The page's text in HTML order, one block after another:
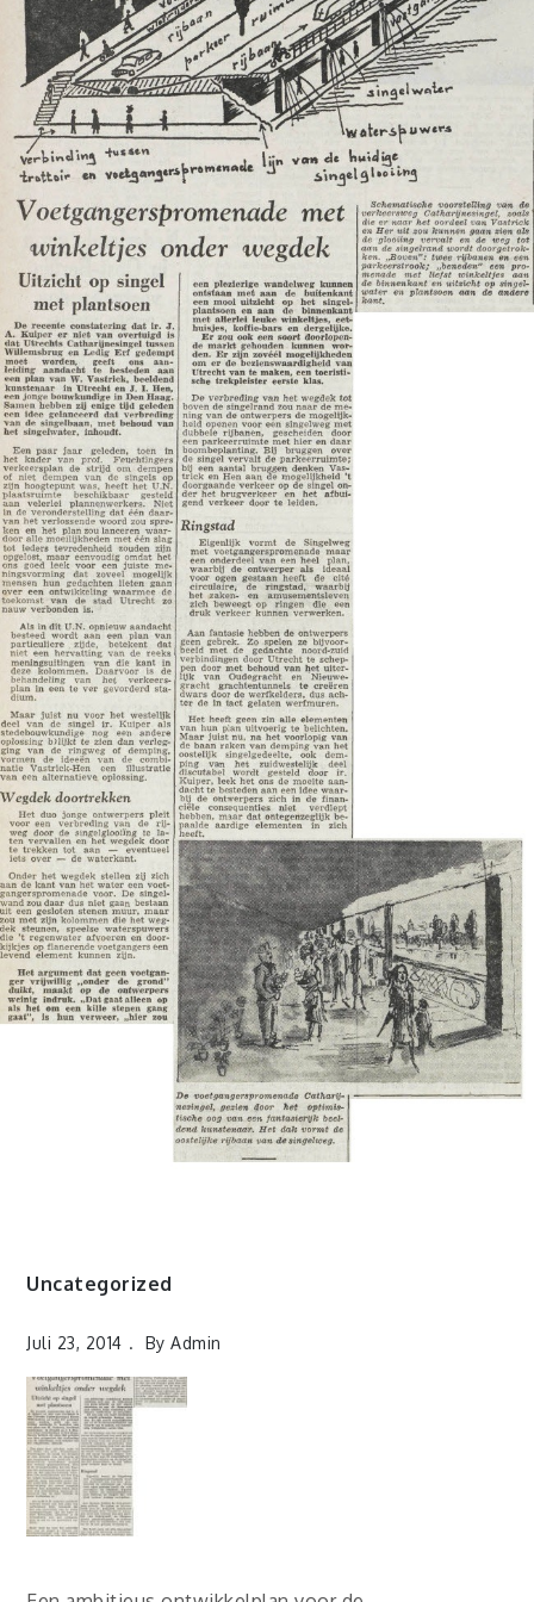
Uncategorized
Juli 23, 2014 ByAdmin